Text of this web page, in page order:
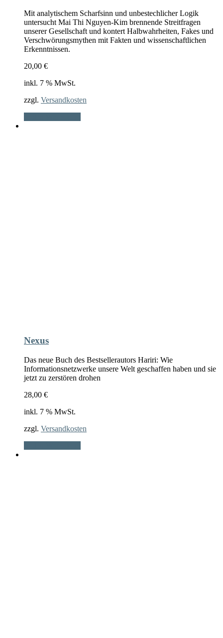
Mit analytischem Scharfsinn und unbestechlicher Logik
untersucht Mai Thi Nguyen-Kim brennende Streitfragen
unserer Gesellschaft und kontert Halbwahrheiten, Fakes und
Verschwörungsmythen mit Fakten und wissenschaftlichen
Erkenntnissen.
20,00 €
inkl. 7 % MwSt.
zzgl. Versandkosten
Nexus
Das neue Buch des Bestsellerautors Hariri: Wie
Informationsnetzwerke unsere Welt geschaffen haben und sie
jetzt zu zerstören drohen
28,00 €
inkl. 7 % MwSt.
zzgl. Versandkosten